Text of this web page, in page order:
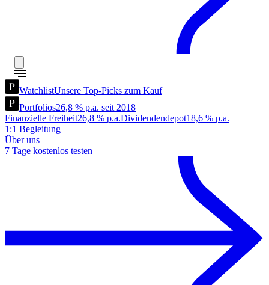
WatchlistUnsere Top-Picks zum Kauf
Portfolios26,8 % p.a. seit 2018
Finanzielle Freiheit26,8 % p.a.Dividendendepot18,6 % p.a.
1:1 Begleitung
Über uns
7 Tage kostenlos testen